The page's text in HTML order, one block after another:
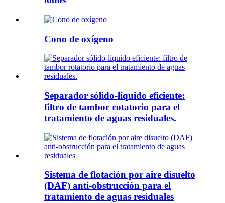
Cono de oxígeno
Separador sólido-líquido eficiente:
filtro de tambor rotatorio para el
tratamiento de aguas residuales.
Sistema de flotación por aire disuelto
(DAF) anti-obstrucción para el
tratamiento de aguas residuales